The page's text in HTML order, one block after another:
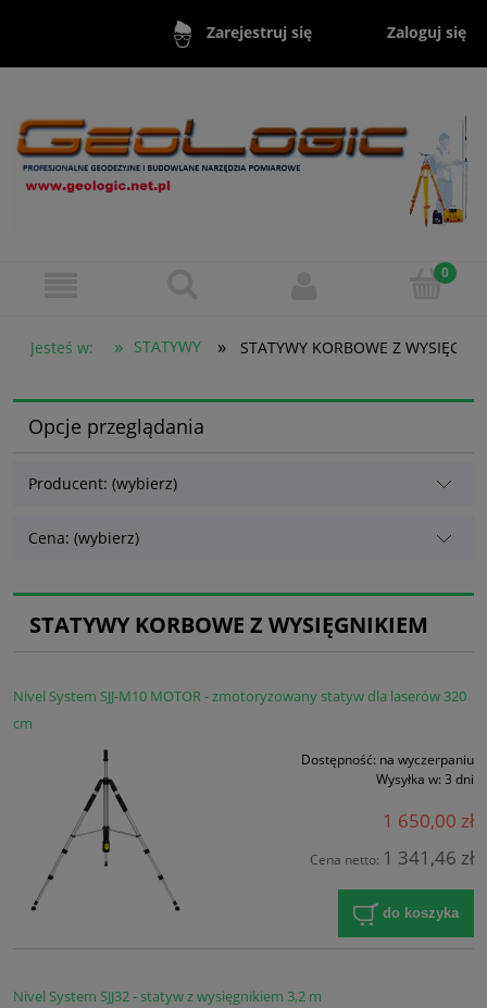
Zarejestruj się Zaloguj się
Jesteś w: » STATYWY » STATYWY KORBOWE Z
Opcje przeglądania
Producent: (wybierz)
Cena: (wybierz)
STATYWY KORBOWE Z WYSIĘGNIKIEM
Nivel System SJJ-M10 MOTOR - zmotoryzowany statyw dla laserów 320
cm
Dostępność: na wyczerpaniu
Wysyłka w: 3 dni
1 650,00 zł
Cena netto: 1 341,46 zł
do koszyka
Nivel System SJJ32 - statyw z wysięgnikiem 3,2 m